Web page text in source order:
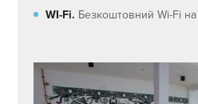
WI-Fi. Безкоштовний Wi-Fi на